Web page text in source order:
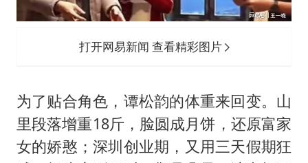
打开网易新闻 查看精彩图片
为了贴合角色，谭松韵的体重来回变。山
里段落增重18斤，脸圆成月饼，还原富家
女的娇憨；深圳创业期，又用三天假期狂